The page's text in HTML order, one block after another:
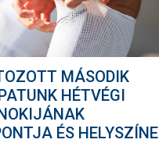
MÁSODIK
HÉTVÉGI
ÉS HELYSZÍNE